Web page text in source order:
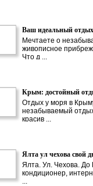
Ваш идеальный
Мечтаете о
живописное
Что д ...
Крым: достойный
Отдых у моря в
незабываемый
красив ...
Ялта ул чехова свой
Ялта. Ул. Чехова. До
кондиционер,
...